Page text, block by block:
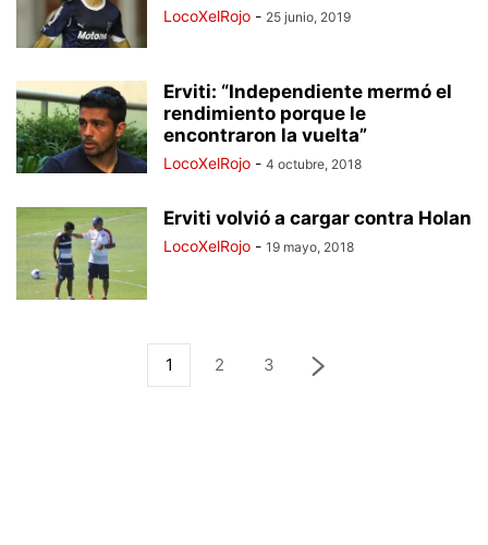
LocoXelRojo - 25 junio, 2019
Erviti: “Independiente mermó el
rendimiento porque le
encontraron la vuelta”
LocoXelRojo - 4 octubre, 2018
Erviti volvió a cargar contra Holan
LocoXelRojo - 19 mayo, 2018
1 2 3